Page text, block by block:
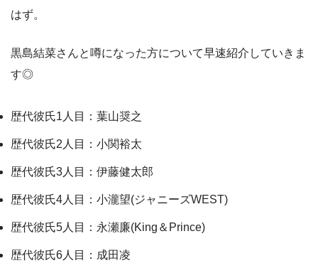
はず。
黒島結菜さんと噂になった方について早速紹介していきま
す◎
歴代彼氏1人目：葉山奨之
歴代彼氏2人目：小関裕太
歴代彼氏3人目：伊藤健太郎
歴代彼氏4人目：小瀧望(ジャニーズWEST)
歴代彼氏5人目：永瀬廉(King＆Prince)
歴代彼氏6人目：成田凌